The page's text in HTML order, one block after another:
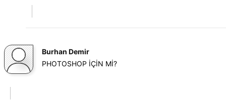
Burhan Demir
PHOTOSHOP İÇİN Mİ?